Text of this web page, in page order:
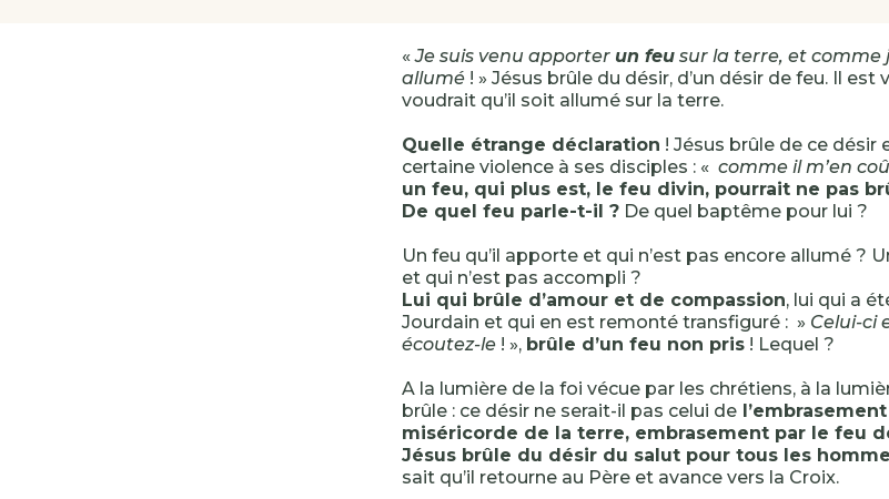
«Je suis venu apporter un feu sur la terre, et comme
allumé ! » Jésus brûle du désir, d’un désir de feu. Il
voudrait qu’il soit allumé sur la terre.
Quelle étrange déclaration ! Jésus brûle de ce désir
certaine violence à ses disciples : « comme il m’en
un feu, qui plus est, le feu divin, pourrait ne pas
De quel feu parle-t-il ? De quel baptême pour lui ?
Un feu qu’il apporte et qui n’est pas encore allumé ?
et qui n’est pas accompli ?
Lui qui brûle d’amour et de compassion, lui qui a
Jourdain et qui en est remonté transfiguré : » Celui-ci
écoutez-le ! », brûle d’un feu non pris ! Lequel ?
A la lumière de la foi vécue par les chrétiens, à la
brûle : ce désir ne serait-il pas celui de
miséricorde de la terre, embrasement par le feu
Jésus brûle du désir du salut pour tous les
sait qu’il retourne au Père et avance vers la Croix.